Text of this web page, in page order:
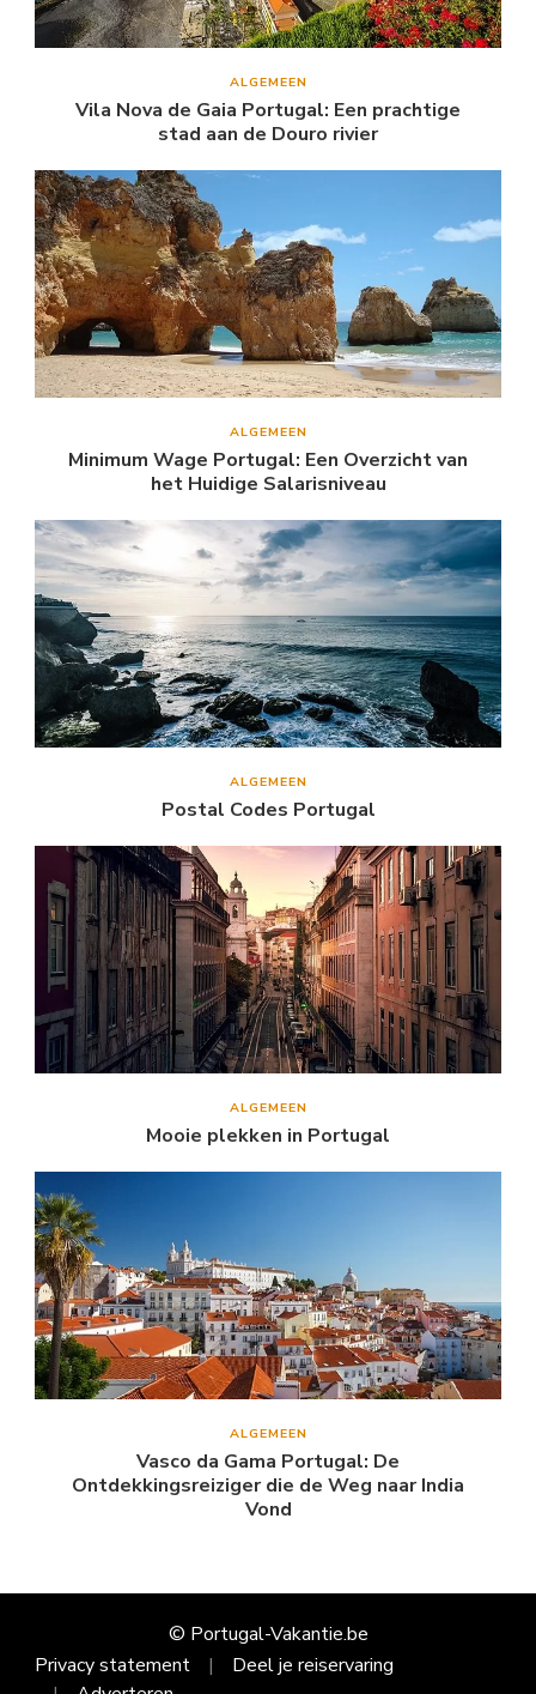
ALGEMEEN
Vila Nova de Gaia Portugal: Een prachtige
stad aan de Douro rivier
ALGEMEEN
Minimum Wage Portugal: Een Overzicht van
het Huidige Salarisniveau
ALGEMEEN
Postal Codes Portugal
ALGEMEEN
Mooie plekken in Portugal
ALGEMEEN
Vasco da Gama Portugal: De
Ontdekkingsreiziger die de Weg naar India
Vond
© Portugal-Vakantie.be
Privacy statement
Deel je reiservaring